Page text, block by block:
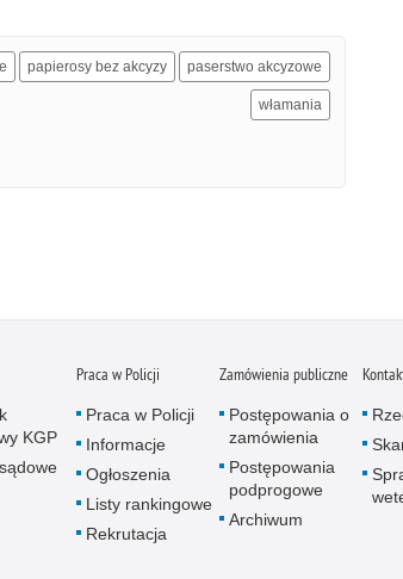
papierosy bez akcyzy paserstwo akcyzowe
włamania
KGP
Praca w Policji
Praca w Policji
Informacje
Ogłoszenia
Listy rankingowe
Rekrutacja
Zamówienia publiczne
Postępowania o
zamówienia
Postępowania
podprogowe
Archiwum